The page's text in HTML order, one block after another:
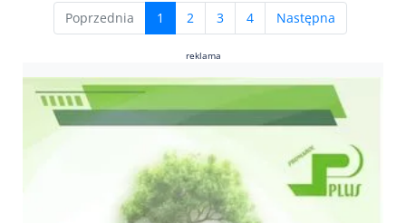
Poprzednia 1 (current)
2 3 4 Następna
reklama